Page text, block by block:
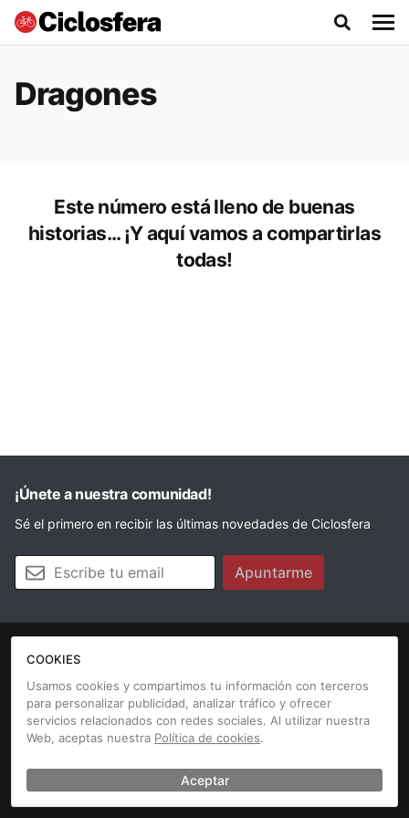
Dragones
Este número está lleno de buenas
historias... ¡Y aquí vamos a compartirlas
todas!
¡Únete a nuestra comunidad!
Sé el primero en recibir las últimas novedades de Ciclosfera
Tu email Apuntarme
La revista
Aviso legal Política de cookies
COOKIES
Usamos cookies y compartimos tu información con terceros
para personalizar publicidad, analizar tráfico y ofrecer
servicios relacionados con redes sociales. Al utilizar nuestra
Web, aceptas nuestra Política de cookies.
Aceptar